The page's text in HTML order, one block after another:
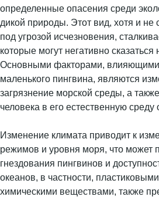
определенные опасения среди
дикой природы. Этот вид, хотя и не
под угрозой исчезновения,
которые могут негативно сказаться
Основными факторами,
маленького пингвина, являются
загрязнение морской среды, а
человека в его естественную среду
Изменение климата приводит к
режимов и уровня моря, что может
гнездования пингвинов и
океанов, в частности,
химическими веществами, также